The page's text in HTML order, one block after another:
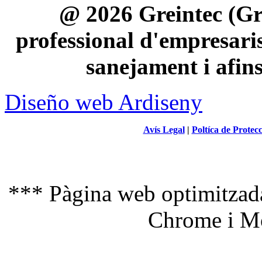
@ 2026 Greintec
professional
sanejament i
Diseño web Ardiseny
Avís Legal| Poltíca de
*** Pàgina web
Chrome i